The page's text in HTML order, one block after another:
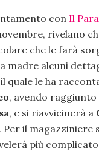
conIl
rivelano
che le farà
madre alcuni
il quale le ha
, avendo
, e si riavvicinerà a
. Per il magazziniere
più